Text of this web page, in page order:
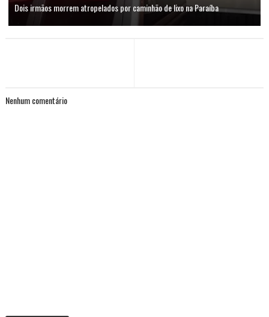
Dois irmãos morrem atropelados por caminhão de lixo na Paraíba
Nenhum comentário